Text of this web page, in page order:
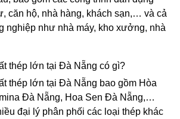
căn hộ, nhà hàng, khách sạn,… và cả
nghiệp như nhà máy, kho xưởng, nhà
thép lớn tại Đà Nẵng có gì?
thép lớn tại Đà Nẵng bao gồm Hòa
Đà Nẵng, Hoa Sen Đà Nẵng,…
đại lý phân phối các loại thép khác